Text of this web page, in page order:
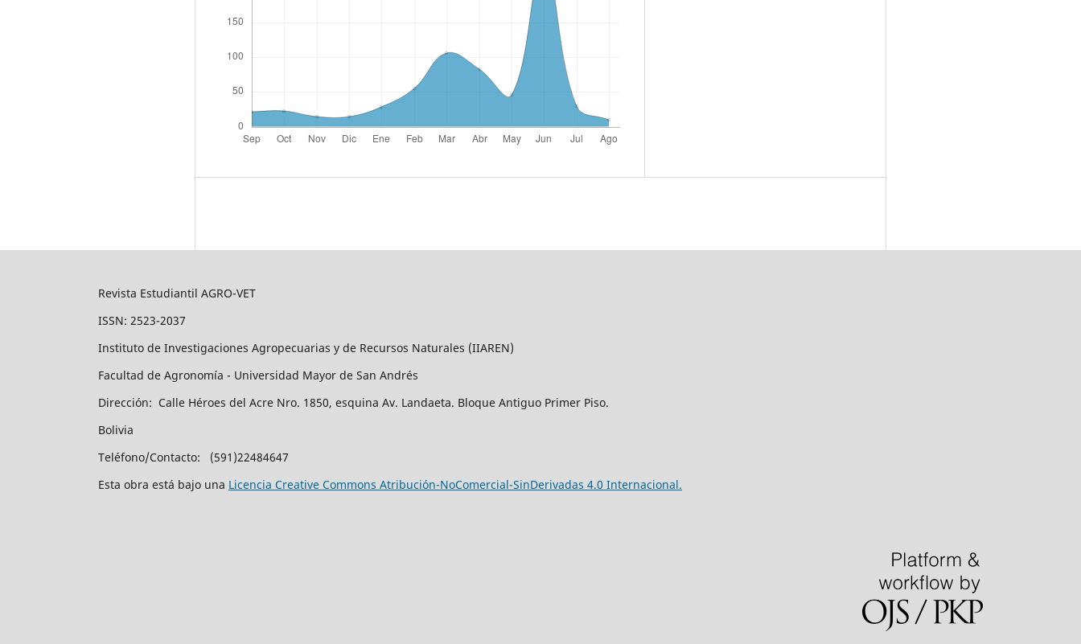
Revista Estudiantil AGRO-VET
ISSN: 2523-2037
Instituto de Investigaciones Agropecuarias y de Recursos Naturales (IIAREN)
Facultad de Agronomía - Universidad Mayor de San Andrés
Dirección: Calle Héroes del Acre Nro. 1850, esquina Av. Landaeta. Bloque Antiguo Primer Piso.
Bolivia
Teléfono/Contacto: (591)22484647
Esta obra está bajo una Licencia Creative Commons Atribución-NoComercial-SinDerivadas 4.0 Internacional.